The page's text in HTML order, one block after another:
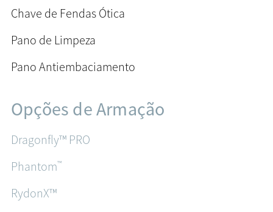
Chave de Fendas Ótica
Pano de Limpeza
Pano Antiembaciamento
Opções de Armação
Dragonfly™ PRO
Phantom™
RydonX™